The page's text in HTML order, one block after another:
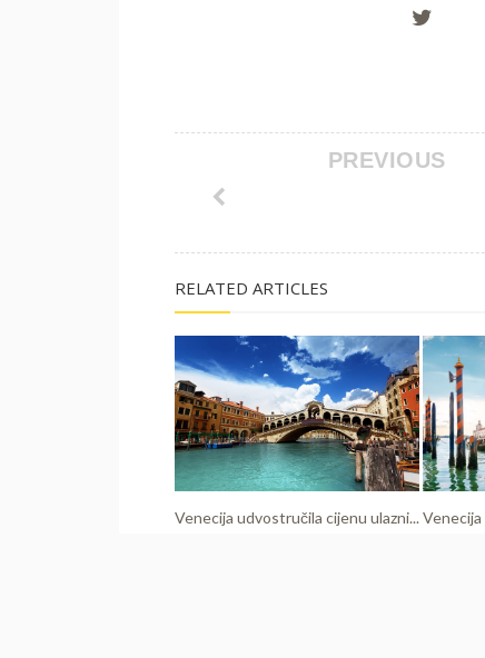
PREVIOUS
RELATED ARTICLES
Venecija udvostručila cijenu ulazni...Venecija